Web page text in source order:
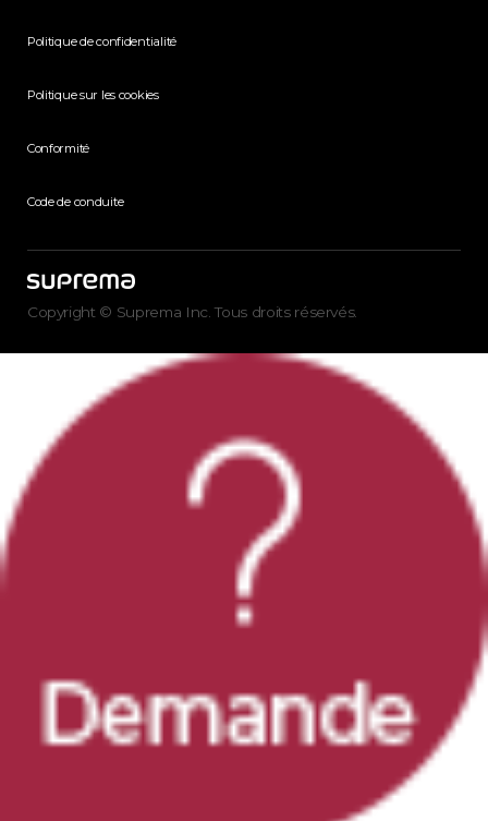
Politique de confidentialité
Politique sur les cookies
Conformité
Code de conduite
Copyright © Suprema Inc. Tous droits réservés.